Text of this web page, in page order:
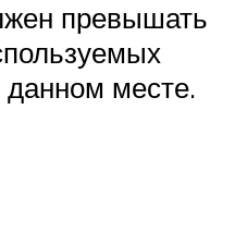
превышать
данном месте.